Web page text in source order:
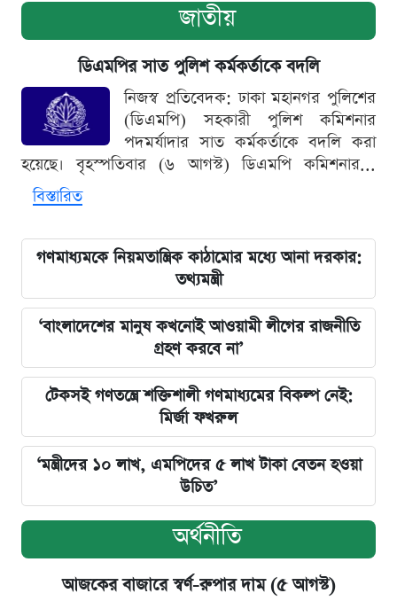
জাতীয়
ডিএমপির সাত পুলিশ কর্মকর্তাকে বদলি
নিজস্ব প্রতিবেদক: ঢাকা মহানগর পুলিশের
(ডিএমপি) সহকারী পুলিশ কমিশনার
পদমর্যাদার সাত কর্মকর্তাকে বদলি করা
হয়েছে। বৃহস্পতিবার (৬ আগস্ট) ডিএমপি কমিশনার...
বিস্তারিত
গণমাধ্যমকে নিয়মতান্ত্রিক কাঠামোর মধ্যে আনা দরকার:
তথ্যমন্ত্রী
‘বাংলাদেশের মানুষ কখনোই আওয়ামী লীগের রাজনীতি
গ্রহণ করবে না’
টেকসই গণতন্ত্রে শক্তিশালী গণমাধ্যমের বিকল্প নেই:
মির্জা ফখরুল
‘মন্ত্রীদের ১০ লাখ, এমপিদের ৫ লাখ টাকা বেতন হওয়া
উচিত’
অর্থনীতি
আজকের বাজারে স্বর্ণ-রুপার দাম (৫ আগস্ট)